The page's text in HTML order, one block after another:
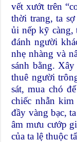
vết xướt trên
thời trang, ta
ủi nếp kỹ càng,
đánh người
nhẹ nhàng và
sánh bằng.
thuê người
sát, mua chó
chiếc nhẫn
đầy vàng bạc,
âm mưu cướp
của ta lệ thuộc